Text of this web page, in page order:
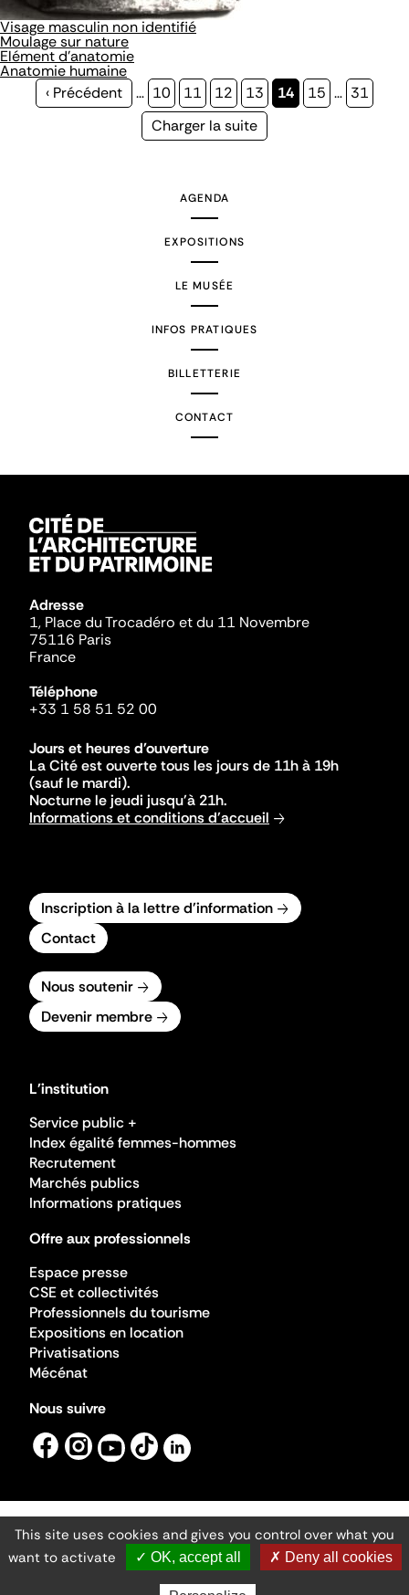
Visage masculin non identifié
Moulage sur nature
Elément d'anatomie
Anatomie humaine
Page
‹ Précédent … Page
10 Page
11 Page
12 Page
13
Page
14 Page
15 … Page
31
Page
Charger la suite
AGENDA
EXPOSITIONS
LE MUSÉE
INFOS PRATIQUES
BILLETTERIE
CONTACT
Adresse
1, Place du Trocadéro et du 11 Novembre
75116 Paris
France
Téléphone
+33 1 58 51 52 00
Jours et heures d'ouverture
La Cité est ouverte tous les jours de 11h à 19h
(sauf le mardi).
Nocturne le jeudi jusqu'à 21h.
Informations et conditions d'accueil
Inscription à la lettre d'information
Contact
Nous soutenir
Devenir membre
L'institution
Service public +
Index égalité femmes-hommes
Recrutement
Marchés publics
Informations pratiques
Offre aux professionnels
Espace presse
CSE et collectivités
Professionnels du tourisme
Expositions en location
Privatisations
Mécénat
Nous suivre
Mentions légales
Gestion des cookies
Accessibilité numérique
Ministère de la Culture ©2026
- Cité de l'architecture et du patrimoine
This site uses cookies and gives you control over what you
want to activate
✓ OK, accept all ✗ Deny all cookies